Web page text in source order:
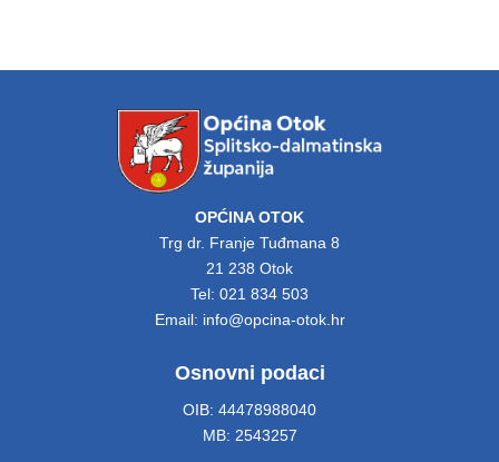
OPĆINA OTOK
Trg dr. Franje Tuđmana 8
21 238 Otok
Tel: 021 834 503
Email: info@opcina-otok.hr
Osnovni podaci
OIB: 44478988040
MB: 2543257